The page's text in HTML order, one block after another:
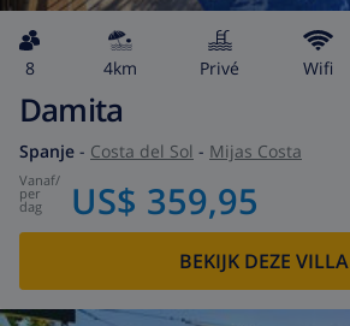
8 4km privé wifi
Damita
Spanje - Costa del Sol - Mijas Costa
vanaf/
per
dag US$ 359,95
BEKIJK DEZE VILLA